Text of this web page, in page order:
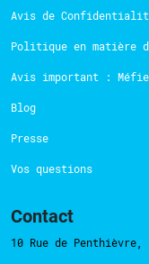
Avis de
Politique en matière
Avis important :
Blog
Presse
Vos questions
Contact
10 Rue de Penthièvre,